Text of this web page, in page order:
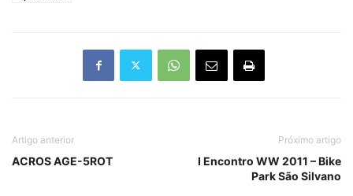
Artigo anterior
ACROS AGE-5ROT
Próximo artigo
I Encontro WW 2011 – Bike
Park São Silvano